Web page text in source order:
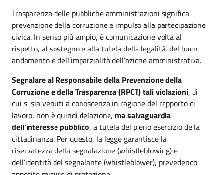
Trasparenza delle pubbliche amministrazioni significa
prevenzione della corruzione e impulso alla partecipazione
civica. In senso più ampio, è comunicazione volta al
rispetto, al sostegno e alla tutela della legalità, del buon
andamento e dell’imparzialità dell’azione amministrativa.
Segnalare al Responsabile della Prevenzione della
Corruzione e della Trasparenza (RPCT) tali violazioni, di
cui si sia venuti a conoscenza in ragione del rapporto di
lavoro, non è quindi delazione, ma salvaguardia
dell’interesse pubblico, a tutela del pieno esercizio della
cittadinanza. Per questo, la legge garantisce la
riservatezza della segnalazione (whistleblowing) e
dell’identità del segnalante (whistleblower), prevedendo